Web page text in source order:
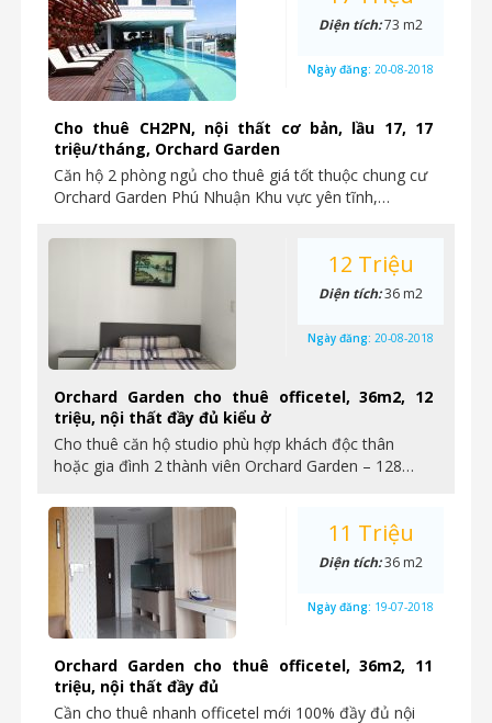
Cho thuê CH2PN, nội thất cơ bản, lầu 17, 17
triệu/tháng, Orchard Garden
Căn hộ 2 phòng ngủ cho thuê giá tốt thuộc chung cư
Orchard Garden Phú Nhuận Khu vực yên tĩnh,…
Diện tích:73 m2
Ngày đăng: 20-08-2018
Orchard Garden cho thuê officetel, 36m2, 12
triệu, nội thất đầy đủ kiểu ở
Cho thuê căn hộ studio phù hợp khách độc thân
hoặc gia đình 2 thành viên Orchard Garden – 128…
12 Triệu
Diện tích:36 m2
Ngày đăng: 20-08-2018
Orchard Garden cho thuê officetel, 36m2, 11
triệu, nội thất đầy đủ
Cần cho thuê nhanh officetel mới 100% đầy đủ nội
11 Triệu
Diện tích:36 m2
Ngày đăng: 19-07-2018